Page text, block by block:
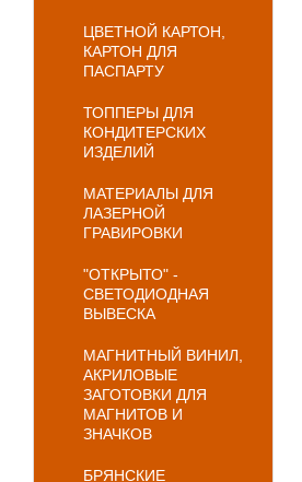
ЦВЕТНОЙ КАРТОН,
КАРТОН ДЛЯ
ПАСПАРТУ
ТОППЕРЫ ДЛЯ
КОНДИТЕРСКИХ
ИЗДЕЛИЙ
МАТЕРИАЛЫ ДЛЯ
ЛАЗЕРНОЙ
ГРАВИРОВКИ
"ОТКРЫТО" -
СВЕТОДИОДНАЯ
ВЫВЕСКА
МАГНИТНЫЙ ВИНИЛ,
АКРИЛОВЫЕ
ЗАГОТОВКИ ДЛЯ
МАГНИТОВ И
ЗНАЧКОВ
БРЯНСКИЕ